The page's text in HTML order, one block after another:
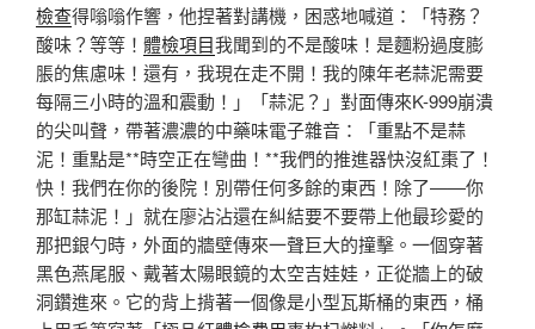
檢查得嗡嗡作響，他捏著對講機，困惑地喊道：「特務？
酸味？等等！ 體檢項目我聞到的不是酸味！是麵粉過度膨
脹的焦慮味！還有，我現在走不開！我的陳年老蒜泥需要
每隔三小時的溫和震動！」「蒜泥？」對面傳來K-999崩潰
的尖叫聲，帶著濃濃的中藥味電子雜音：「重點不是蒜
泥！重點是**時空正在彎曲！**我們的推進器快沒紅棗了！
快！我們在你的後院！別帶任何多餘的東西！除了——你
那缸蒜泥！」就在廖沾沾還在糾結要不要帶上他最珍愛的
那把銀勺時，外面的牆壁傳來一聲巨大的撞擊。一個穿著
黑色燕尾服、戴著太陽眼鏡的太空吉娃娃，正從牆上的破
洞鑽進來。它的背上揹著一個像是小型瓦斯桶的東西，桶